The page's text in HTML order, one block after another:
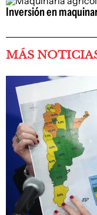
Inversión en
MÁS